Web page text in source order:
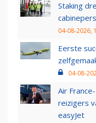
Staking
04-08-2026,
Eerste
04-08-
Air
reizigers
easyJet